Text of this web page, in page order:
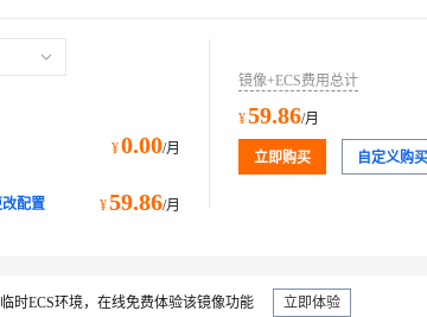
¥0.00/月
配置 ¥59.86/月
镜像+ECS费用总计
¥59.86/月
立即购买 自定义购买
时ECS环境，在线免费体验该镜像功能 立即体验